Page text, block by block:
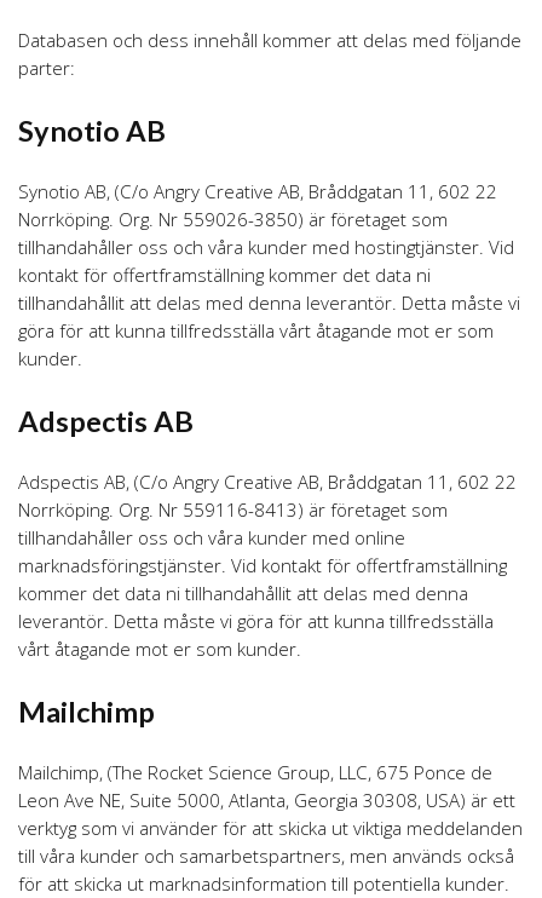
Databasen och dess innehåll kommer att delas med följande
parter:
Synotio AB
Synotio AB, (C/o Angry Creative AB, Bråddgatan 11, 602 22
Norrköping. Org. Nr 559026-3850) är företaget som
tillhandahåller oss och våra kunder med hostingtjänster. Vid
kontakt för offertframställning kommer det data ni
tillhandahållit att delas med denna leverantör. Detta måste vi
göra för att kunna tillfredsställa vårt åtagande mot er som
kunder.
Adspectis AB
Adspectis AB, (C/o Angry Creative AB, Bråddgatan 11, 602 22
Norrköping. Org. Nr 559116-8413) är företaget som
tillhandahåller oss och våra kunder med online
marknadsföringstjänster. Vid kontakt för offertframställning
kommer det data ni tillhandahållit att delas med denna
leverantör. Detta måste vi göra för att kunna tillfredsställa
vårt åtagande mot er som kunder.
Mailchimp
Mailchimp, (The Rocket Science Group, LLC, 675 Ponce de
Leon Ave NE, Suite 5000, Atlanta, Georgia 30308, USA) är ett
verktyg som vi använder för att skicka ut viktiga meddelanden
till våra kunder och samarbetspartners, men används också
för att skicka ut marknadsinformation till potentiella kunder.